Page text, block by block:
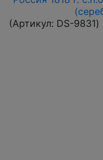
(Артикул: DS-9831)